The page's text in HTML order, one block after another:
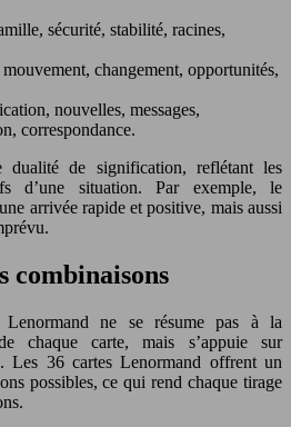
sécurité, stabilité, racines,
changement, opportunités,
nouvelles, messages,
correspondance.
dualité de signification, reflétant les
d’une situation. Par exemple, le
arrivée rapide et positive, mais aussi
combinaisons
Lenormand ne se résume pas à la
chaque carte, mais s’appuie sur
Les 36 cartes Lenormand offrent un
possibles, ce qui rend chaque tirage